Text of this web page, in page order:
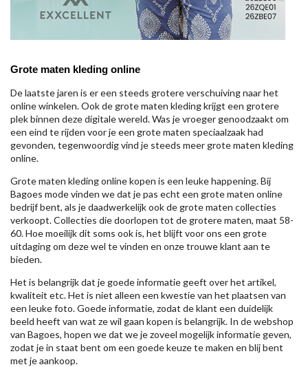
Grote maten kleding online
De laatste jaren is er een steeds grotere verschuiving naar het
online winkelen. Ook de grote maten kleding krijgt een grotere
plek binnen deze digitale wereld. Was je vroeger genoodzaakt om
een eind te rijden voor je een grote maten speciaalzaak had
gevonden, tegenwoordig vind je steeds meer grote maten kleding
online.
Grote maten kleding online kopen is een leuke happening. Bij
Bagoes mode vinden we dat je pas echt een grote maten online
bedrijf bent, als je daadwerkelijk ook de grote maten collecties
verkoopt. Collecties die doorlopen tot de grotere maten, maat 58-
60. Hoe moeilijk dit soms ook is, het blijft voor ons een grote
uitdaging om deze wel te vinden en onze trouwe klant aan te
bieden.
Het is belangrijk dat je goede informatie geeft over het artikel,
kwaliteit etc. Het is niet alleen een kwestie van het plaatsen van
een leuke foto. Goede informatie, zodat de klant een duidelijk
beeld heeft van wat ze wil gaan kopen is belangrijk. In de webshop
van Bagoes, hopen we dat we je zoveel mogelijk informatie geven,
zodat je in staat bent om een goede keuze te maken en blij bent
met je aankoop.